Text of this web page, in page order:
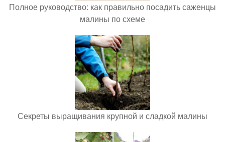
Полное руководство: как правильно посадить саженцы
малины по схеме
Секреты выращивания крупной и сладкой малины